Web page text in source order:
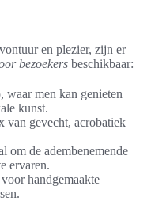
en plezier, zijn er
bezoekers beschikbaar:
waar men kan genieten
kunst.
van gevecht, acrobatiek
om de adembenemende
ervaren.
handgemaakte